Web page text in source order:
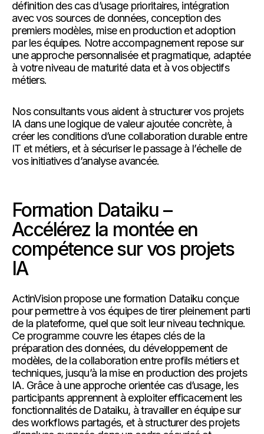
définition des cas d’usage prioritaires, intégration
avec vos sources de données, conception des
premiers modèles, mise en production et adoption
par les équipes. Notre accompagnement repose sur
une approche personnalisée et pragmatique, adaptée
à votre niveau de maturité data et à vos objectifs
métiers.
Nos consultants vous aident à structurer vos projets
IA dans une logique de valeur ajoutée concrète, à
créer les conditions d’une collaboration durable entre
IT et métiers, et à sécuriser le passage à l’échelle de
vos initiatives d’analyse avancée.
Formation Dataiku –
Accélérez la montée en
compétence sur vos projets
IA
ActinVision propose une formation Dataiku conçue
pour permettre à vos équipes de tirer pleinement parti
de la plateforme, quel que soit leur niveau technique.
Ce programme couvre les étapes clés de la
préparation des données, du développement de
modèles, de la collaboration entre profils métiers et
techniques, jusqu’à la mise en production des projets
IA. Grâce à une approche orientée cas d’usage, les
participants apprennent à exploiter efficacement les
fonctionnalités de Dataiku, à travailler en équipe sur
des workflows partagés, et à structurer des projets